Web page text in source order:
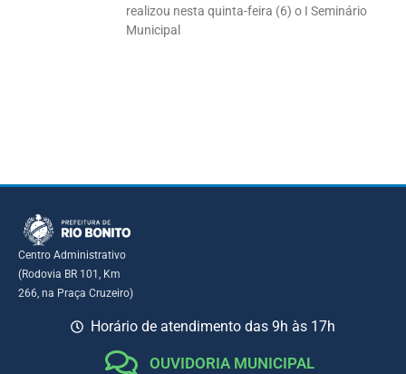
realizou nesta quinta-feira (6) o I Seminário
Municipal
Centro Administrativo
(Rodovia BR 101, Km
266, na Praça Cruzeiro)
Horário de atendimento das 9h às 17h
OUVIDORIA MUNICIPAL